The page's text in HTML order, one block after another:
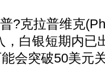
克拉普维克
，白银短期内已
会突破50美元